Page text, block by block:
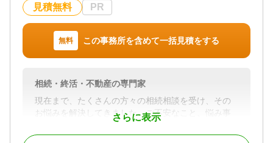
見積無料 PR
無料 この事務所を含めて一括見積をする
さらに表示
相続・終活・不動産の専門家
現在まで、たくさんの方々の相続相談を受け、その
お悩みを解決してきました。ご不安なこと、悩み事
は、人それぞれです。しかし、生前からご自身の亡
くなった後のことに向き合い、事前に対策した方々